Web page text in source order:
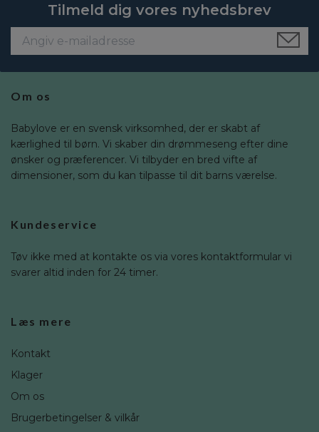
Tilmeld dig vores nyhedsbrev
Om os
Babylove er en svensk virksomhed, der er skabt af
kærlighed til børn. Vi skaber din drømmeseng efter dine
ønsker og præferencer. Vi tilbyder en bred vifte af
dimensioner, som du kan tilpasse til dit barns værelse.
Kundeservice
Tøv ikke med at kontakte os via vores kontaktformular vi
svarer altid inden for 24 timer.
Læs mere
Kontakt
Klager
Om os
Brugerbetingelser & vilkår